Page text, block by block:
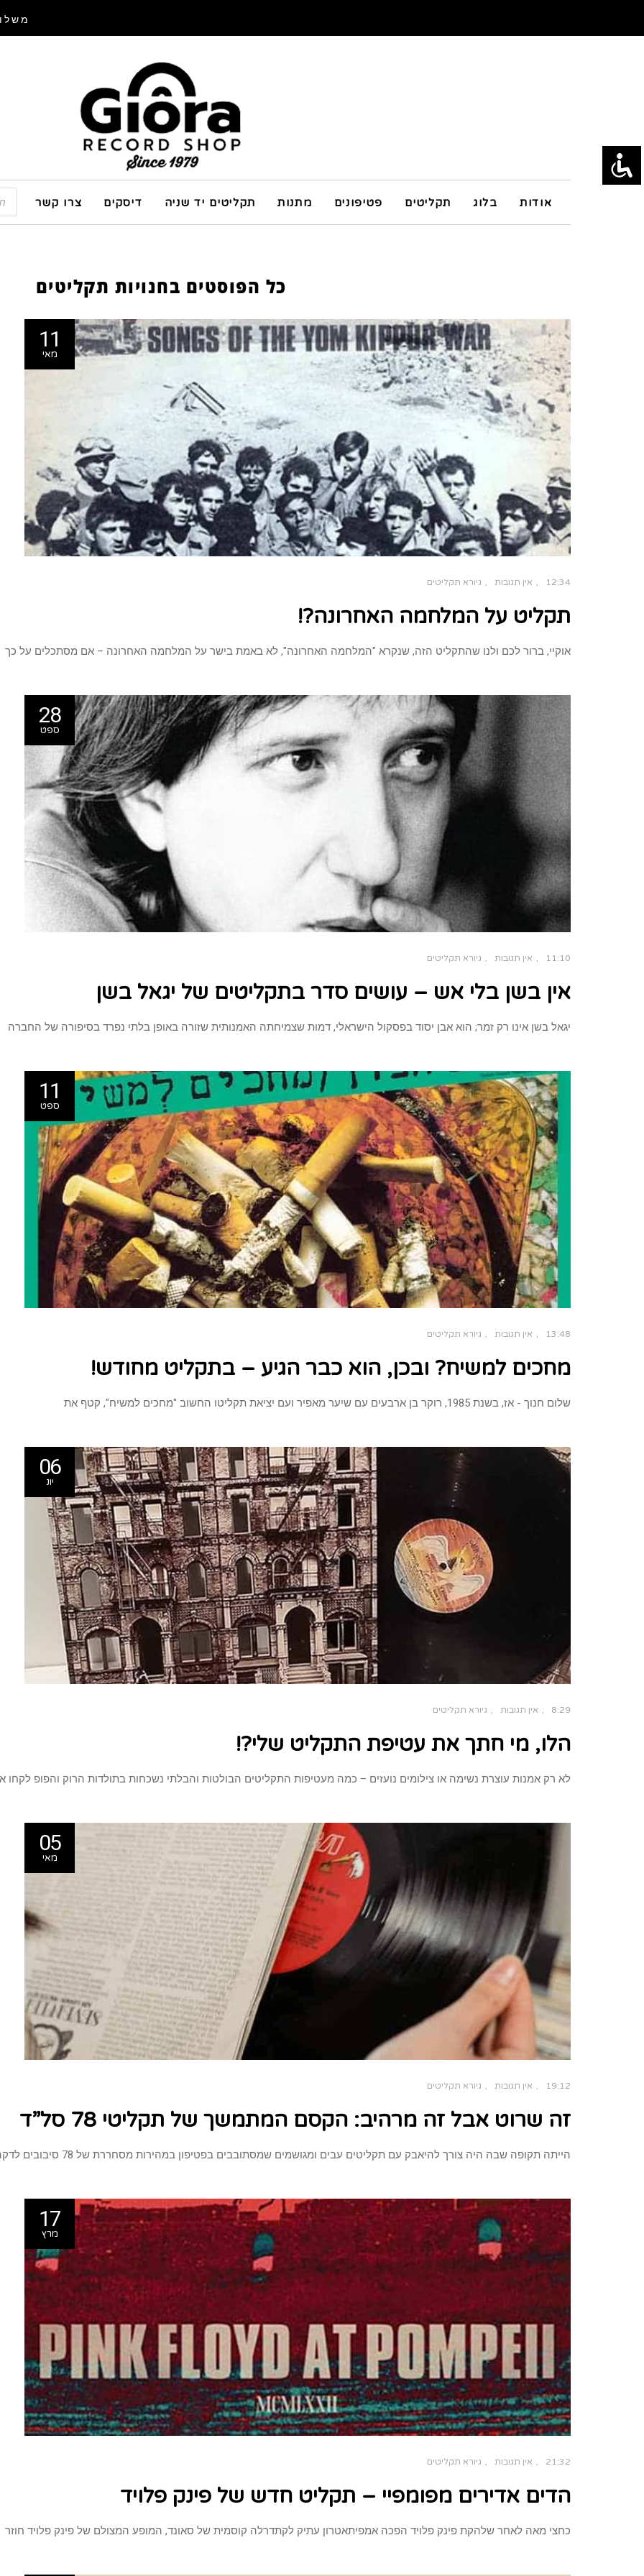
אודות בלוג תקליטים פטיפונים מתנות תקליטים יד שניה דיסקים צרו קשר
כל הפוסטים בחנויות תקליטים
11
מאי
12:34 אין תגובות גיורא תקליטים
תקליט על המלחמה האחרונה?!
אוקיי, ברור לכם ולנו שהתקליט הזה, שנקרא "המלחמה האחרונה", לא באמת בישר על המלחמה האחרונה – אם מסתכלים על כך
28
ספט
11:10 אין תגובות גיורא תקליטים
אין בשן בלי אש – עושים סדר בתקליטים של יגאל בשן
יגאל בשן אינו רק זמר; הוא אבן יסוד בפסקול הישראלי, דמות שצמיחתה האמנותית שזורה באופן בלתי נפרד בסיפורה של החברה
11
ספט
13:48 אין תגובות גיורא תקליטים
מחכים למשיח? ובכן, הוא כבר הגיע – בתקליט מחודש!
שלום חנוך - אז, בשנת 1985, רוקר בן ארבעים עם שיער מאפיר ועם יציאת תקליטו החשוב "מחכים למשיח", קטף את
06
יונ
8:29 אין תגובות גיורא תקליטים
הלו, מי חתך את עטיפת התקליט שלי?!
לא רק אמנות עוצרת נשימה או צילומים נועזים – כמה מעטיפות התקליטים הבולטות והבלתי נשכחות בתולדות הרוק והפופ לקחו
05
מאי
19:12 אין תגובות גיורא תקליטים
זה שרוט אבל זה מרהיב: הקסם המתמשך של תקליטי 78 סל”ד
הייתה תקופה שבה היה צורך להיאבק עם תקליטים עבים ומגושמים שמסתובבים בפטיפון במהירות מסחררת של 78 סיבובים לדקה, עם תקווה
17
מרץ
21:32 אין תגובות גיורא תקליטים
הדים אדירים מפומפיי – תקליט חדש של פינק פלויד
כחצי מאה לאחר שלהקת פינק פלויד הפכה אמפיתאטרון עתיק לקתדרלה קוסמית של סאונד, המופע המצולם של פינק פלויד חוזר